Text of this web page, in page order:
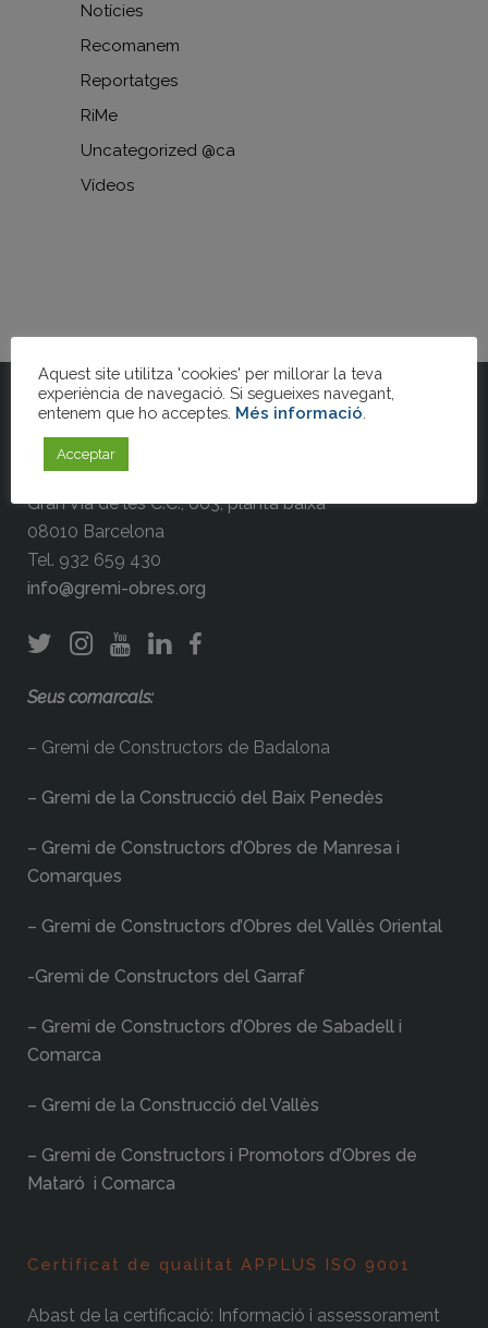
Notícies
Recomanem
Reportatges
RiMe
Uncategorized @ca
Vídeos
Gremi de la Construcció de Barcelona
Gran Via de les C.C., 663, planta baixa
08010 Barcelona
Tel. 932 659 430
info@gremi-obres.org
Seus comarcals:
– Gremi de Constructors de Badalona
– Gremi de la Construcció del Baix Penedès
– Gremi de Constructors d’Obres de Manresa i
Comarques
– Gremi de Constructors d’Obres del Vallès Oriental
-Gremi de Constructors del Garraf
– Gremi de Constructors d’Obres de Sabadell i
Comarca
– Gremi de la Construcció del Vallès
– Gremi de Constructors i Promotors d’Obres de
Mataró i Comarca
Certificat de qualitat APPLUS ISO 9001
Abast de la certificació: Informació i assessorament
Aquest site utilitza 'cookies' per millorar la teva
experiència de navegació. Si segueixes navegant,
entenem que ho acceptes. Més informació
Acceptar